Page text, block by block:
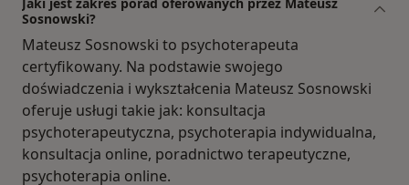
Sosnowski?
Mateusz Sosnowski to psychoterapeuta
certyfikowany. Na podstawie swojego
doświadczenia i wykształcenia Mateusz Sosnowski
oferuje usługi takie jak: konsultacja
psychoterapeutyczna, psychoterapia indywidualna,
konsultacja online, poradnictwo terapeutyczne,
psychoterapia online.